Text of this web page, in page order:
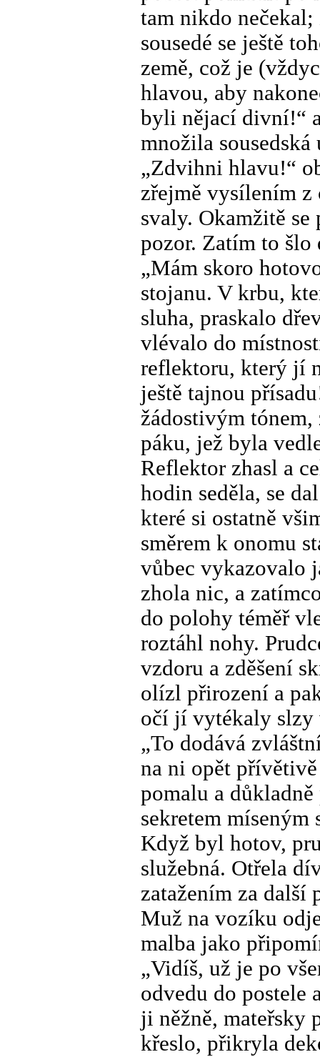
tam nikdo
sousedé se ještě
země, což je
hlavou, aby
byli nějací divní!“
množila
„Zdvihni hlavu!“
zřejmě vysílením
svaly. Okamžitě
pozor. Zatím to šlo
„Mám skoro
stojanu. V krbu,
sluha, praskalo
vlévalo do
reflektoru, který jí
ještě tajnou
žádostivým
páku, jež byla
Reflektor zhasl a
hodin seděla, se
které si ostatně
směrem k onomu
vůbec vykazovalo
zhola nic, a
do polohy téměř
roztáhl nohy.
vzdoru a zděšení
olízl přirození a
očí jí vytékaly slzy
„To dodává
na ni opět
pomalu a
sekretem míseným
Když byl hotov,
služebná. Otřela
zatažením za další
Muž na vozíku
malba jako
„Vidíš, už je po
odvedu do postele
ji něžně, mateřsky
křeslo, přikryla